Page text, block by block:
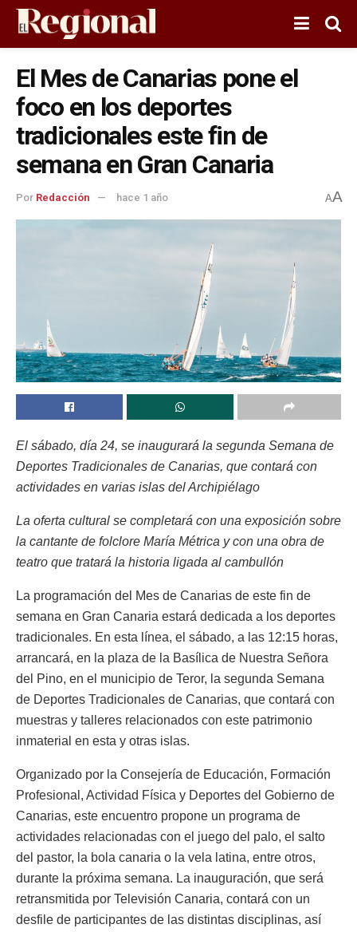
El Mes de Canarias pone el
foco en los deportes
tradicionales este fin de
semana en Gran Canaria
Por Redacción hace 1 año AA
El sábado, día 24, se inaugurará la segunda Semana de
Deportes Tradicionales de Canarias, que contará con
actividades en varias islas del Archipiélago
La oferta cultural se completará con una exposición sobre
la cantante de folclore María Métrica y con una obra de
teatro que tratará la historia ligada al cambullón
La programación del Mes de Canarias de este fin de
semana en Gran Canaria estará dedicada a los deportes
tradicionales. En esta línea, el sábado, a las 12:15 horas,
arrancará, en la plaza de la Basílica de Nuestra Señora
del Pino, en el municipio de Teror, la segunda Semana
de Deportes Tradicionales de Canarias, que contará con
muestras y talleres relacionados con este patrimonio
inmaterial en esta y otras islas.
Organizado por la Consejería de Educación, Formación
Profesional, Actividad Física y Deportes del Gobierno de
Canarias, este encuentro propone un programa de
actividades relacionadas con el juego del palo, el salto
del pastor, la bola canaria o la vela latina, entre otros,
durante la próxima semana. La inauguración, que será
retransmitida por Televisión Canaria, contará con un
desfile de participantes de las distintas disciplinas, así